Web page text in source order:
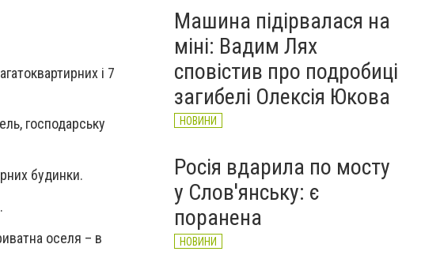
і 7
господарську
будинки.
оселя – в
Машина підірвалася на
міні: Вадим Лях
сповістив про подробиці
загибелі Олексія Юкова
НОВИНИ
Росія вдарила по мосту
у Слов'янську: є
поранена
НОВИНИ